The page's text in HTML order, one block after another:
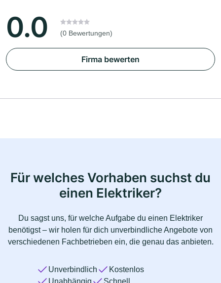
0.0 (0 Bewertungen)
Firma bewerten
Für welches Vorhaben suchst du
einen Elektriker?
Du sagst uns, für welche Aufgabe du einen Elektriker
benötigst – wir holen für dich unverbindliche Angebote von
verschiedenen Fachbetrieben ein, die genau das anbieten.
Unverbindlich
Kostenlos